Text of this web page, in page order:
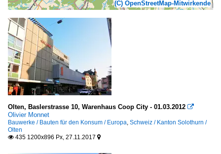
(C) OpenStreetMap-Mitwirkende
Olten, Baslerstrasse 10, Warenhaus Coop City - 01.03.2012 
Olivier Monnet
Bauwerke / Bauten für den Konsum / Europa, Schweiz / Kanton Solothurn /
Olten
 435 1200x896 Px, 27.11.2017 